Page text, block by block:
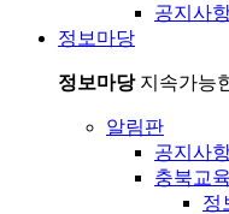
공지사
정보마당
정보마당 지속가능
알림판
공지사
충북교
정